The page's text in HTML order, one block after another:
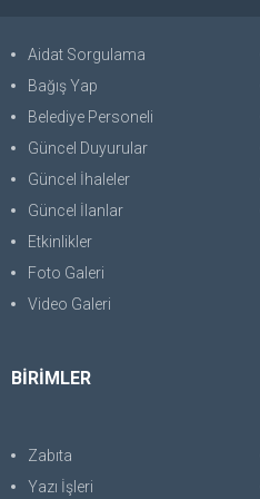
Aidat Sorgulama
Bağış Yap
Belediye Personeli
Güncel Duyurular
Güncel İhaleler
Güncel İlanlar
Etkinlikler
Foto Galeri
Video Galeri
BİRİMLER
Zabıta
Yazı İşleri